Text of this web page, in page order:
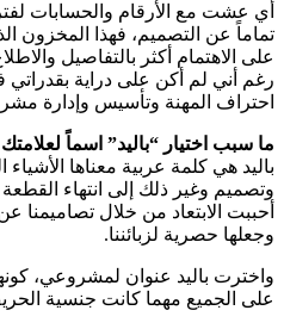
أي عشت مع الأرقام والحسابات
تماماً عن التصميم، فهذا المخزون
على الاهتمام أكثر بالتفاصيل
رغم أني لم أكن على دراية
احتراف المهنة وتأسيس وإدارة
ما سبب اختيار “باليد” اسماً
باليد هي كلمة عربية معناها الأشياء
وتصميم وغير ذلك إلى انتهاء
أحببت الابتعاد من خلال تصاميمنا
وجعلها حصرية لزبائننا.
واخترت باليد عنوان لمشروعي،
على الجميع مهما كانت جنسية